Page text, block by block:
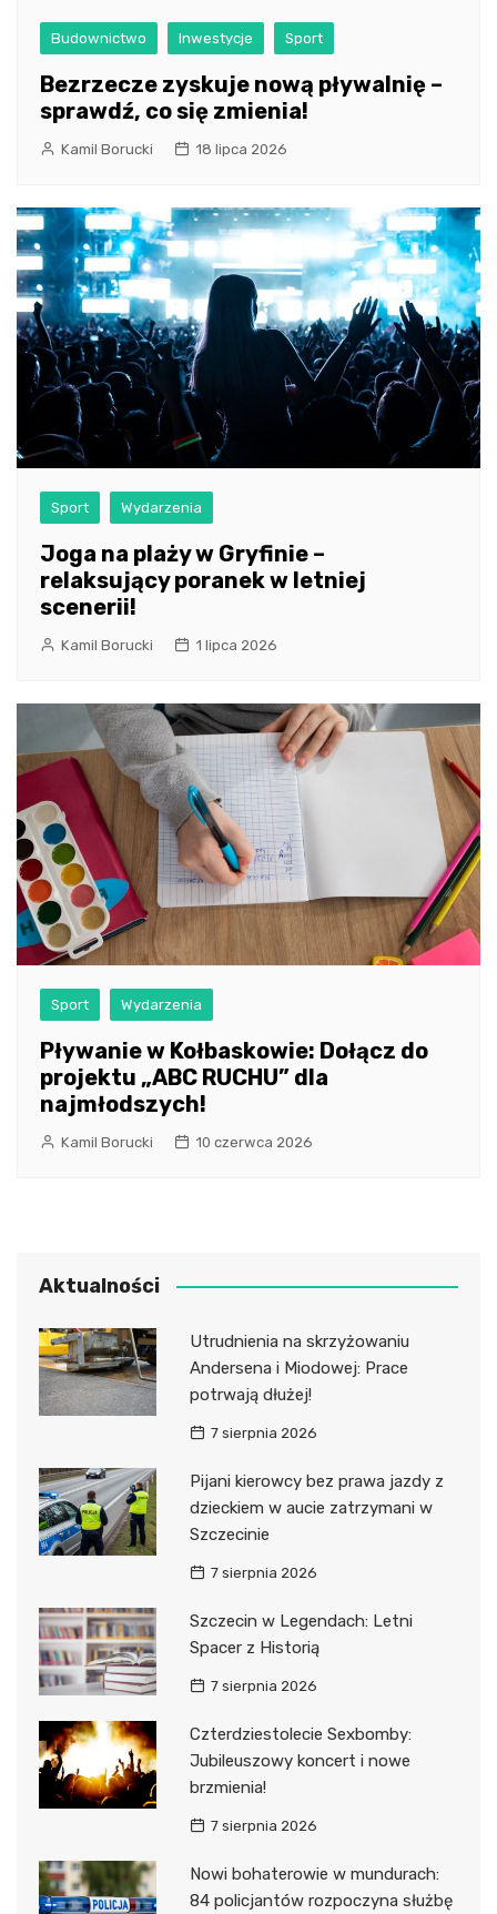
Budownictwo Inwestycje Sport
Bezrzecze zyskuje nową pływalnię –
sprawdź, co się zmienia!
Kamil Borucki 18 lipca 2026
Sport Wydarzenia
Joga na plaży w Gryfinie –
relaksujący poranek w letniej
scenerii!
Kamil Borucki 1 lipca 2026
Sport Wydarzenia
Pływanie w Kołbaskowie: Dołącz do
projektu „ABC RUCHU” dla
najmłodszych!
Kamil Borucki 10 czerwca 2026
Aktualności
Utrudnienia na skrzyżowaniu
Andersena i Miodowej: Prace
potrwają dłużej!
7 sierpnia 2026
Pijani kierowcy bez prawa jazdy z
dzieckiem w aucie zatrzymani w
Szczecinie
7 sierpnia 2026
Szczecin w Legendach: Letni
Spacer z Historią
7 sierpnia 2026
Czterdziestolecie Sexbomby:
Jubileuszowy koncert i nowe
brzmienia!
7 sierpnia 2026
Nowi bohaterowie w mundurach:
84 policjantów rozpoczyna służbę